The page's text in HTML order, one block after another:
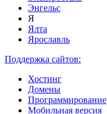
Энгельс
Я
Ялта
Ярославль
Поддержка сайтов:
Хостинг
Домены
Программирование
Мобильная версия